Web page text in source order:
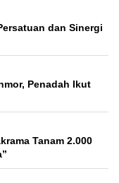
dan Sinergi
Penadah Ikut
Tanam 2.000